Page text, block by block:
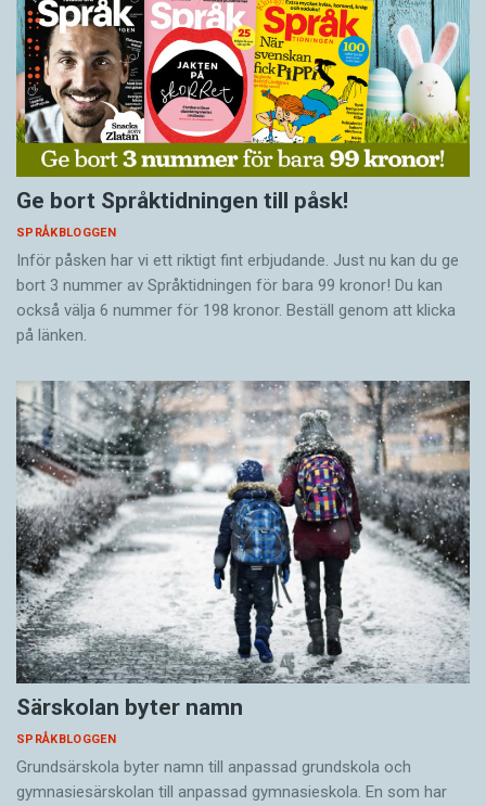
Ge bort Språktidningen till påsk!
SPRÅKBLOGGEN
Inför påsken har vi ett riktigt fint erbjudande. Just nu kan du ge
bort 3 nummer av Språktidningen för bara 99 kronor! Du kan
också välja 6 nummer för 198 kronor. Beställ genom att klicka
på länken.
Särskolan byter namn
SPRÅKBLOGGEN
Grundsärskola byter namn till anpassad grundskola och
gymnasiesärskolan till anpassad gymnasieskola. En som har